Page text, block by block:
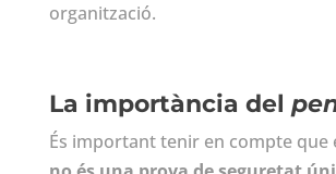
organització.
La importància del
És important tenir en compte que